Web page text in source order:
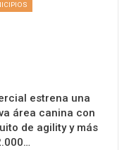
estrena una
área canina con
de agility y más